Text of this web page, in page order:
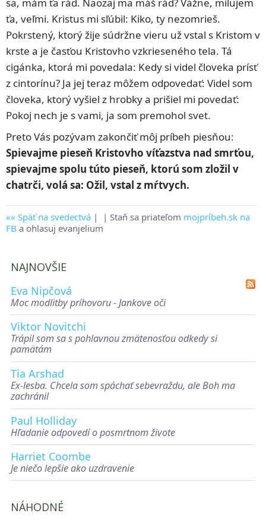
ťa, veľmi. Kristus mi sľúbil: Kiko, ty nezomrieš.
Pokrstený, ktorý žije súdržne vieru už vstal s Kristom v
krste a je časťou Kristovho vzkrieseného tela. Tá
cigánka, ktorá mi povedala: Kedy si videl človeka prísť
z cintorínu? Ja jej teraz môžem odpovedať: Videl som
človeka, ktorý vyšiel z hrobky a prišiel mi povedať:
Pokoj nech je s vami, ja som premohol svet.
Preto Vás pozývam zakončiť môj príbeh piesňou:
Spievajme pieseň Kristovho víťazstva nad smrťou,
spievajme spolu túto pieseň, ktorú som zložil v
chatrči, volá sa: Ožil, vstal z mŕtvych.
Späť na svedectvá | | Staň sa priateľom mojpríbeh.sk na
FB a ohlasuj evanjelium
NAJNOVŠIE
Eva Nipčová
Moc modlitby príhovoru - Jankove oči
Viktor Novitchi
Trápil som sa s pohlavnou zmätenosťou odkedy si
pamätám
Tia Arshad
Ex-lesba. Chcela som spáchať sebevraždu, ale Boh ma
zachránil
Paul Holliday
Hľadanie odpovedí o posmrtnom živote
Harriet Coombe
Je niečo lepšie ako uzdravenie
NÁHODNÉ